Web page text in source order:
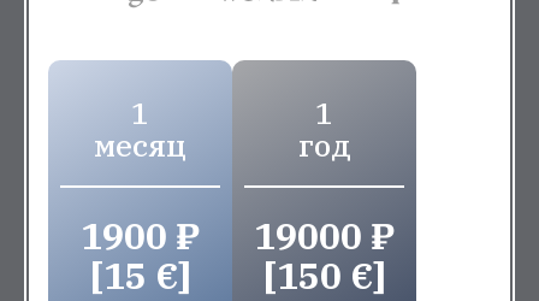
1
месяц
1900 ₽
[15 €]
1
год
19000 ₽
[150 €]